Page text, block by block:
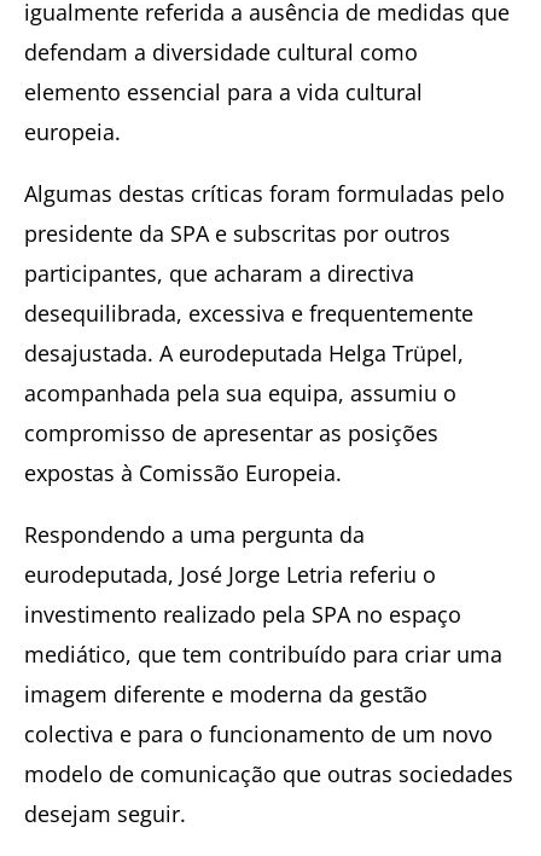
igualmente referida a ausência de medidas que
defendam a diversidade cultural como
elemento essencial para a vida cultural
europeia.
Algumas destas críticas foram formuladas pelo
presidente da SPA e subscritas por outros
participantes, que acharam a directiva
desequilibrada, excessiva e frequentemente
desajustada. A eurodeputada Helga Trüpel,
acompanhada pela sua equipa, assumiu o
compromisso de apresentar as posições
expostas à Comissão Europeia.
Respondendo a uma pergunta da
eurodeputada, José Jorge Letria referiu o
investimento realizado pela SPA no espaço
mediático, que tem contribuído para criar uma
imagem diferente e moderna da gestão
colectiva e para o funcionamento de um novo
modelo de comunicação que outras sociedades
desejam seguir.